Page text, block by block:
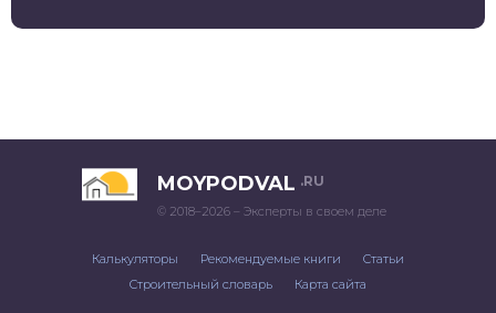
MOYPODVAL .RU
© 2018–2026 – Эксперты в своем деле
Калькуляторы Рекомендуемые книги
Статьи
Строительный словарь
Карта сайта